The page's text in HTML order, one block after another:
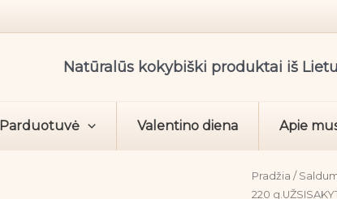
Natūralūs kokybiški produktai iš
Parduotuvė Valentino diena Apie
Pradžia /
220
produkto